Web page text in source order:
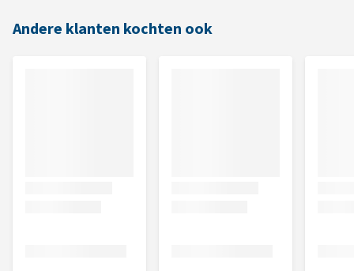
Andere klanten kochten ook